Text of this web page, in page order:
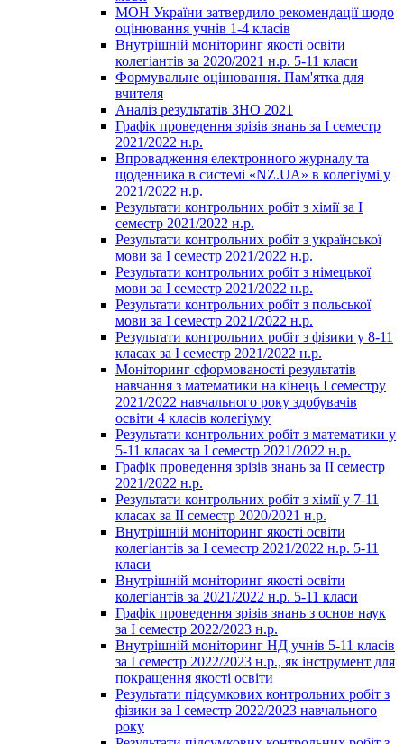
МОН України затвердило рекомендації щодо
оцінювання учнів 1-4 класів
Внутрішній моніторинг якості освіти
колегіантів за 2020/2021 н.р. 5-11 класи
Формувальне оцінювання. Пам'ятка для
вчителя
Аналіз результатів ЗНО 2021
Графік проведення зрізів знань за І семестр
2021/2022 н.р.
Впровадження електронного журналу та
щоденника в системі «NZ.UA» в колегіумі у
2021/2022 н.р.
Результати контрольних робіт з хімії за І
семестр 2021/2022 н.р.
Результати контрольних робіт з української
мови за І семестр 2021/2022 н.р.
Результати контрольних робіт з німецької
мови за І семестр 2021/2022 н.р.
Результати контрольних робіт з польської
мови за І семестр 2021/2022 н.р.
Результати контрольних робіт з фізики у 8-11
класах за І семестр 2021/2022 н.р.
Моніторинг сформованості результатів
навчання з математики на кінець І семестру
2021/2022 навчального року здобувачів
освіти 4 класів колегіуму
Результати контрольних робіт з математики у
5-11 класах за І семестр 2021/2022 н.р.
Графік проведення зрізів знань за ІІ семестр
2021/2022 н.р.
Результати контрольних робіт з хімії у 7-11
класах за ІІ семестр 2020/2021 н.р.
Внутрішній моніторинг якості освіти
колегіантів за І семестр 2021/2022 н.р. 5-11
класи
Внутрішній моніторинг якості освіти
колегіантів за 2021/2022 н.р. 5-11 класи
Графік проведення зрізів знань з основ наук
за І семестр 2022/2023 н.р.
Внутрішній моніторинг НД учнів 5-11 класів
за І семестр 2022/2023 н.р., як інструмент для
покращення якості освіти
Результати підсумкових контрольних робіт з
фізики за І семестр 2022/2023 навчального
року